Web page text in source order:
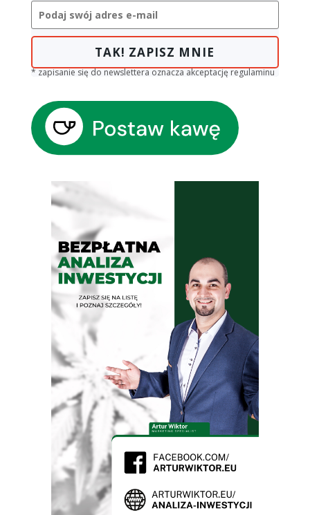
TAK! ZAPISZ MNIE
* zapisanie się do newslettera oznacza akceptację regulaminu